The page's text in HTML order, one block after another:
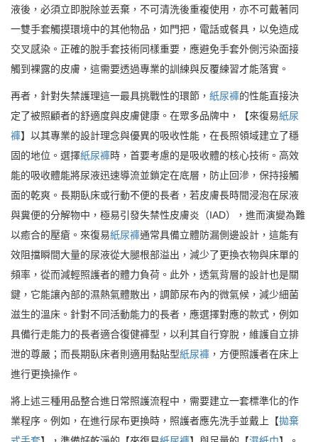
液後，必須立即脫除並丟棄，不可清洗後重複使用，亦不可戴著同
一雙手套觸摸環境中的其他物品，如門把，電話或餐具，以免造成
交叉感染。正確的脫手套技術同樣重要，應避免手套外側污染面接
觸到裸露的皮膚，這需要透過專業的訓練與反覆練習才能落實。
再者，針對失禁護理這一最具挑戰性的環節， 紙尿褲的性能直接決
定了被照顧者的舒適度與皮膚健康。在眾多品牌中，【來復易紙尿
褲】以其專業的設計理念與優異的吸收性能，在長照領域建立了穩
固的地位。選擇紙尿褲時，首要考慮的是吸收體的核心技術。高效
能的吸收體能將尿液迅速導流並鎖定在底層，防止回滲，保持接觸
面的乾爽。長期臥床或行動不便的長者，若皮膚長時間浸泡在尿液
與糞便的分解物中，極易引發失禁性皮膚炎（IAD），進而演變為難
以癒合的壓瘡。來復易紙尿褲通常具備立體防漏側邊設計，這能有
效阻擋瞬間大量的尿液從大腿根部溢出，減少了更換衣物與床單的
頻率，從而減輕照護者的體力負荷。此外，透氣背層的設計也是關
鍵，它能讓內部的濕熱氣體散出，調節尿布內的微氣候，減少細菌
滋生的溫床。針對不同活動能力的長者，應選擇對應的款式，例如
具備行走能力的長者適合復健褲型，以利其自行穿脫，維護自立排
泄的尊嚴；而長期臥床者則適用黏貼型紙尿褲 ，方便照護者在床上
進行更換操作。
將上述三種用品整合進日常照護流程中，需要建立一套標準化的作
業程序。例如，在進行尿布更換時，照護者應先洗手並戴上【拋棄